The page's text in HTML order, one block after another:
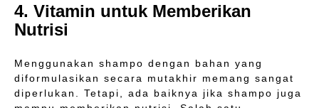
4. Vitamin untuk Memberikan
Nutrisi
Menggunakan shampo dengan bahan yang
diformulasikan secara mutakhir memang sangat
diperlukan. Tetapi, ada baiknya jika shampo juga